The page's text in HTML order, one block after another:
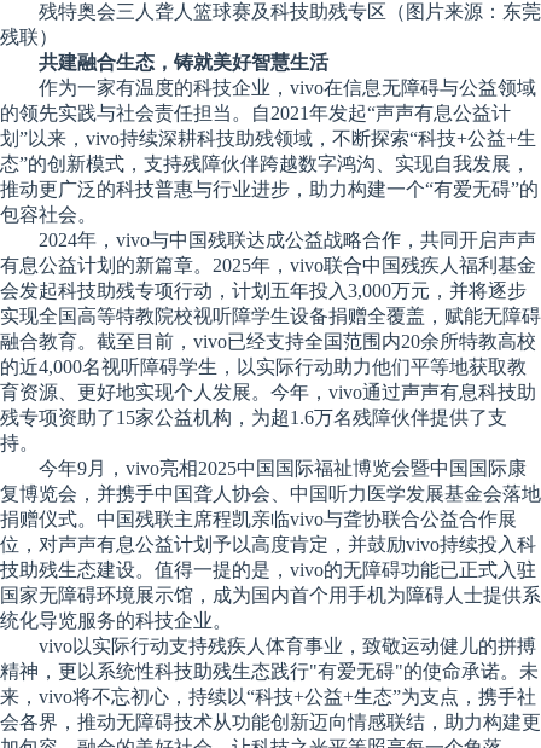
残特奥会三人聋人篮球赛及科技助残专区（图片来源：东莞
残联）
共建融合生态，铸就美好智慧生活
作为一家有温度的科技企业，vivo在信息无障碍与公益领域
的领先实践与社会责任担当。自2021年发起“声声有息公益计
划”以来，vivo持续深耕科技助残领域，不断探索“科技+公益+生
态”的创新模式，支持残障伙伴跨越数字鸿沟、实现自我发展，
推动更广泛的科技普惠与行业进步，助力构建一个“有爱无碍”的
包容社会。
2024年，vivo与中国残联达成公益战略合作，共同开启声声
有息公益计划的新篇章。2025年，vivo联合中国残疾人福利基金
会发起科技助残专项行动，计划五年投入3,000万元，并将逐步
实现全国高等特教院校视听障学生设备捐赠全覆盖，赋能无障碍
融合教育。截至目前，vivo已经支持全国范围内20余所特教高校
的近4,000名视听障碍学生，以实际行动助力他们平等地获取教
育资源、更好地实现个人发展。今年，vivo通过声声有息科技助
残专项资助了15家公益机构，为超1.6万名残障伙伴提供了支
持。
今年9月，vivo亮相2025中国国际福祉博览会暨中国国际康
复博览会，并携手中国聋人协会、中国听力医学发展基金会落地
捐赠仪式。中国残联主席程凯亲临vivo与聋协联合公益合作展
位，对声声有息公益计划予以高度肯定，并鼓励vivo持续投入科
技助残生态建设。值得一提的是，vivo的无障碍功能已正式入驻
国家无障碍环境展示馆，成为国内首个用手机为障碍人士提供系
统化导览服务的科技企业。
vivo以实际行动支持残疾人体育事业，致敬运动健儿的拼搏
精神，更以系统性科技助残生态践行"有爱无碍"的使命承诺。未
来，vivo将不忘初心，持续以“科技+公益+生态”为支点，携手社
会各界，推动无障碍技术从功能创新迈向情感联结，助力构建更